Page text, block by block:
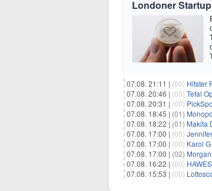
Londoner
07.08. 21:11 | (00) Hitster
07.08. 20:46 | (00) Tefal
07.08. 20:31 | (00)
07.08. 18:45 | (01)
07.08. 18:22 | (01) Makita
07.08. 17:00 | (00)
07.08. 17:00 | (00) Karol
07.08. 17:00 | (02)
07.08. 16:22 | (00)
07.08. 15:53 | (00)